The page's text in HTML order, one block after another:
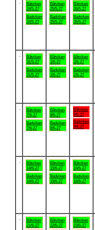
Båtviken
24/5-27
Badviken
24/5-27
Båtviken
25/5-27
Badviken
25/5-27
Båtviken
26/5-27
Badviken
26/5-27
Båtviken
31/5-27
Badviken
31/5-27
Båtviken
1/6-27
Badviken
1/6-27
Båtviken
2/6-27
Badviken
2/6-27
Båtviken
7/6-27
Badviken
7/6-27
Båtviken
8/6-27
Badviken
8/6-27
Båtviken
9/6-27
Badviken
9/6-27
Båtviken
14/6-27
Badviken
14/6-27
Båtviken
15/6-27
Badviken
15/6-27
Båtviken
16/6-27
Badviken
16/6-27
Båtviken
21/6-27
Båtviken
22/6-27
Båtviken
23/6-27